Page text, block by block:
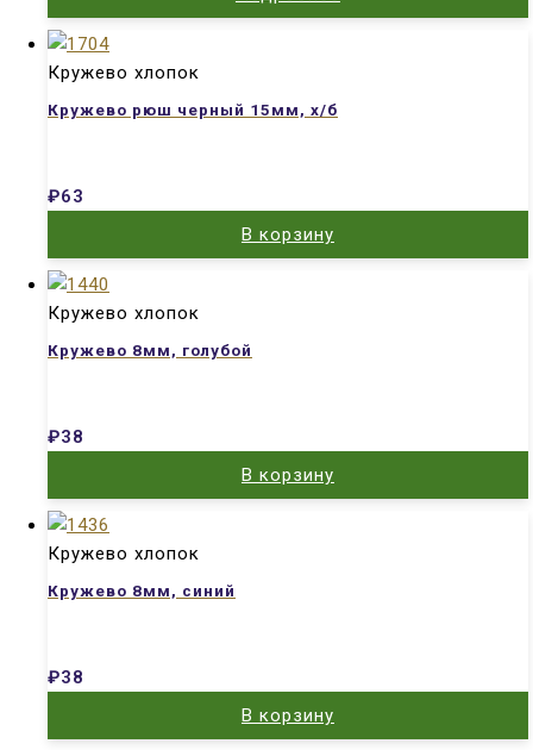
Кружево хлопок
Кружево рюш черный 15мм, х/б
₽63
В корзину
Кружево хлопок
Кружево 8мм, голубой
₽38
В корзину
Кружево хлопок
Кружево 8мм, синий
₽38
В корзину